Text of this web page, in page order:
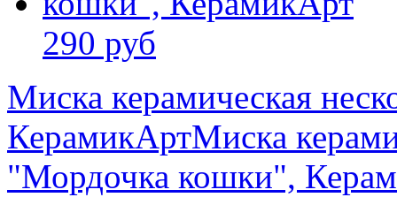
290 руб
Миска керамическая
КерамикАртМиска
"Мордочка кошки",